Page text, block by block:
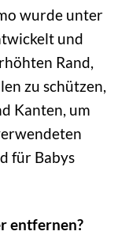
wurde unter
und
Rand,
zu schützen,
Kanten, um
für Babys
entfernen?